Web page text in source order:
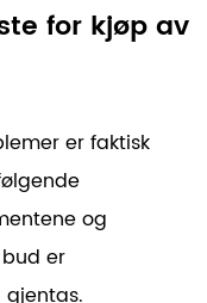
for kjøp av
er faktisk
og
er